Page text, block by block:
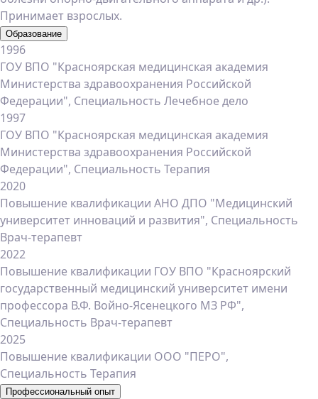
Принимает взрослых.
Образование
1996
ГОУ ВПО "Красноярская медицинская академия
Министерства здравоохранения Российской
Федерации", Специальность Лечебное дело
1997
ГОУ ВПО "Красноярская медицинская академия
Министерства здравоохранения Российской
Федерации", Специальность Терапия
2020
Повышение квалификации АНО ДПО "Медицинский
университет инноваций и развития", Специальность
Врач-терапевт
2022
Повышение квалификации ГОУ ВПО "Красноярский
государственный медицинский университет имени
профессора В.Ф. Войно-Ясенецкого МЗ РФ",
Специальность Врач-терапевт
2025
Повышение квалификации ООО "ПЕРО",
Специальность Терапия
Профессиональный опыт